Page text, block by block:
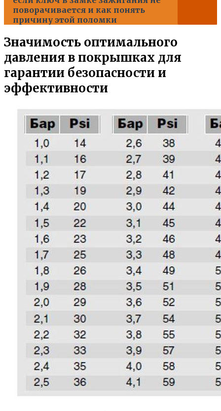
поворачивается и как понять
причину этой поломки
Значимость оптимального
давления в покрышках для
гарантии безопасности и
эффективности